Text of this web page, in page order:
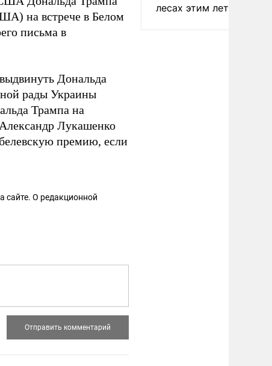
на встрече в Белом
письма в
выдвинуть Дональда
рады Украины
Трампа на
Лукашенко
премию, если
сайте. О редакционной
лесах этим летом